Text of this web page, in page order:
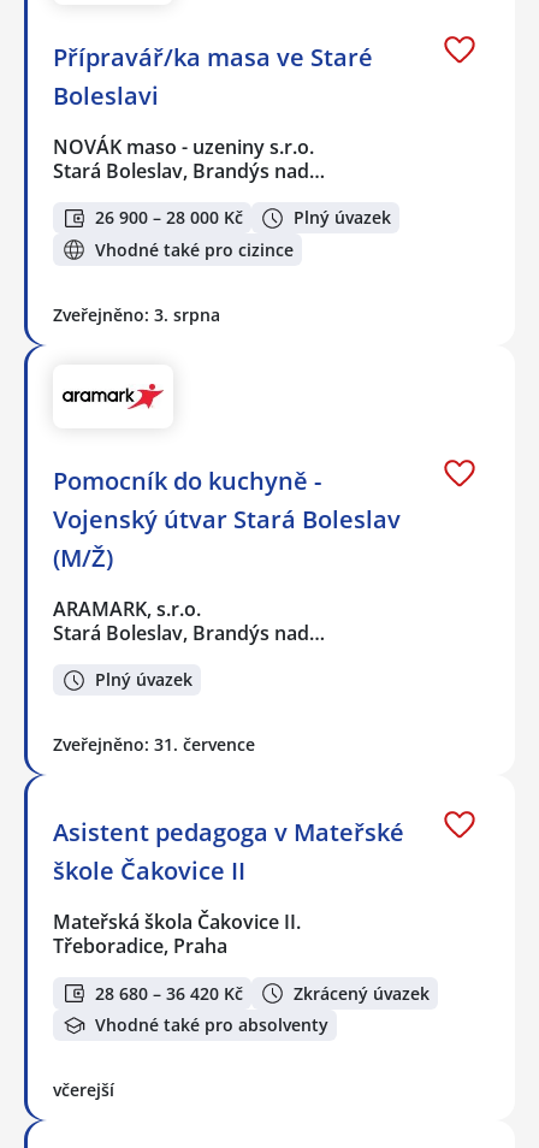
Přípravář/ka masa ve Staré
Boleslavi
NOVÁK maso - uzeniny s.r.o.
Stará Boleslav, Brandýs nad…
26 900 – 28 000 Kč
Plný úvazek
Vhodné také pro cizince
Zveřejněno: 3. srpna
Pomocník do kuchyně -
Vojenský útvar Stará Boleslav
(M/Ž)
ARAMARK, s.r.o.
Stará Boleslav, Brandýs nad…
Plný úvazek
Zveřejněno: 31. července
Asistent pedagoga v Mateřské
škole Čakovice II
Mateřská škola Čakovice II.
Třeboradice, Praha
28 680 – 36 420 Kč
Zkrácený úvazek
Vhodné také pro absolventy
včerejší